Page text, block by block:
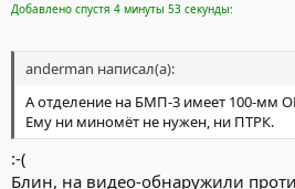
Добавлено спустя 4 минуты 53 секунды:
anderman написал(а):
А отделение на БМП-3 имеет 100-мм
Ему ни миномёт не нужен, ни ПТРК.
:-(
Блин, на видео-обнаружили